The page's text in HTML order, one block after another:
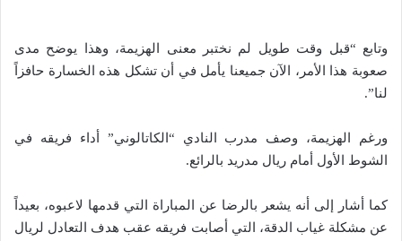
وتابع “قبل وقت طويل لم نختبر معنى الهزيمة، وهذا يوضح مدى
صعوبة هذا الأمر، الآن جميعنا يأمل في أن تشكل هذه الخسارة حافزاً
لنا”.
ورغم الهزيمة، وصف مدرب النادي “الكاتالوني” أداء فريقه في
الشوط الأول أمام ريال مدريد بالرائع.
كما أشار إلى أنه يشعر بالرضا عن المباراة التي قدمها لاعبوه، بعيداً
عن مشكلة غياب الدقة، التي أصابت فريقه عقب هدف التعادل لريال